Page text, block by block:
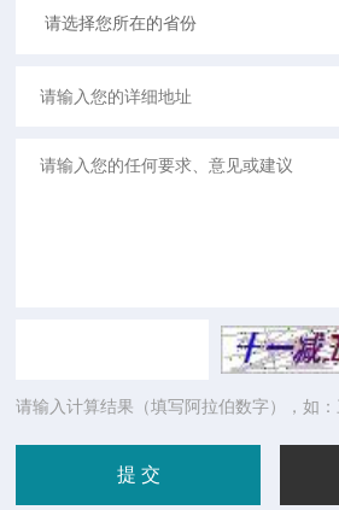
请输入计算结果（填写阿拉伯数字），如